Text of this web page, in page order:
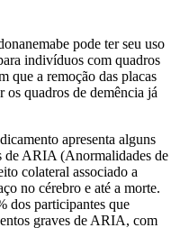
pode ter seu uso
indivíduos com quadros
que a remoção das placas
os quadros de demência já
apresenta alguns
de ARIA (Anormalidades de
colateral associado a
no cérebro e até a morte.
dos participantes que
graves de ARIA, com